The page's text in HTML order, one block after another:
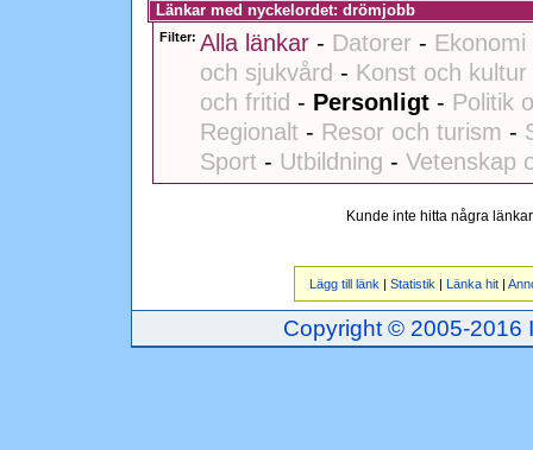
Länkar med nyckelordet: drömjobb
Filter: Alla länkar - Datorer -
och sjukvård - Konst och kultur
och fritid - Personligt - Politik
Regionalt - Resor och turism -
Sport - Utbildning - Vetenskap
Kunde inte hitta några
Lägg till länk | Statistik | Länka hit|
Copyright © 2005-2016